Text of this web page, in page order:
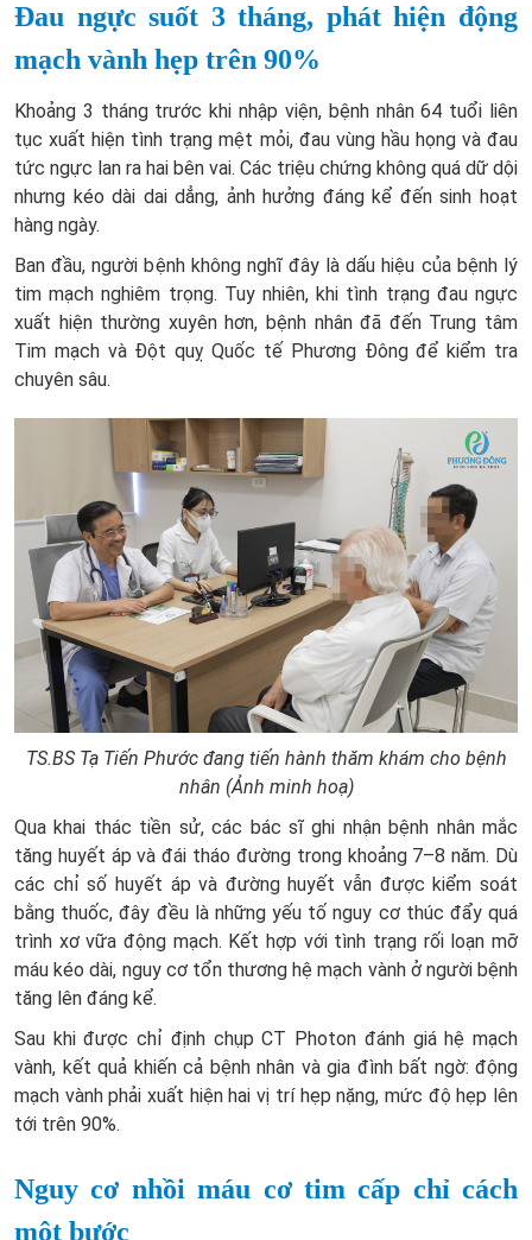
Đau ngực suốt 3 tháng, phát hiện động
mạch vành hẹp trên 90%
Khoảng 3 tháng trước khi nhập viện, bệnh nhân 64 tuổi liên
tục xuất hiện tình trạng mệt mỏi, đau vùng hầu họng và đau
tức ngực lan ra hai bên vai. Các triệu chứng không quá dữ dội
nhưng kéo dài dai dẳng, ảnh hưởng đáng kể đến sinh hoạt
hàng ngày.
Ban đầu, người bệnh không nghĩ đây là dấu hiệu của bệnh lý
tim mạch nghiêm trọng. Tuy nhiên, khi tình trạng đau ngực
xuất hiện thường xuyên hơn, bệnh nhân đã đến Trung tâm
Tim mạch và Đột quỵ Quốc tế Phương Đông để kiểm tra
chuyên sâu.
TS.BS Tạ Tiến Phước đang tiến hành thăm khám cho bệnh
nhân (Ảnh minh hoạ)
Qua khai thác tiền sử, các bác sĩ ghi nhận bệnh nhân mắc
tăng huyết áp và đái tháo đường trong khoảng 7–8 năm. Dù
các chỉ số huyết áp và đường huyết vẫn được kiểm soát
bằng thuốc, đây đều là những yếu tố nguy cơ thúc đẩy quá
trình xơ vữa động mạch. Kết hợp với tình trạng rối loạn mỡ
máu kéo dài, nguy cơ tổn thương hệ mạch vành ở người bệnh
tăng lên đáng kể.
Sau khi được chỉ định chụp CT Photon đánh giá hệ mạch
vành, kết quả khiến cả bệnh nhân và gia đình bất ngờ: động
mạch vành phải xuất hiện hai vị trí hẹp nặng, mức độ hẹp lên
tới trên 90%.
Nguy cơ nhồi máu cơ tim cấp chỉ cách
một bước